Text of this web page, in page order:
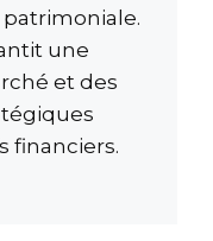
patrimoniale.
une
et des
financiers.